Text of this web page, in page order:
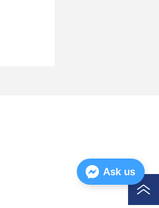
Ask us